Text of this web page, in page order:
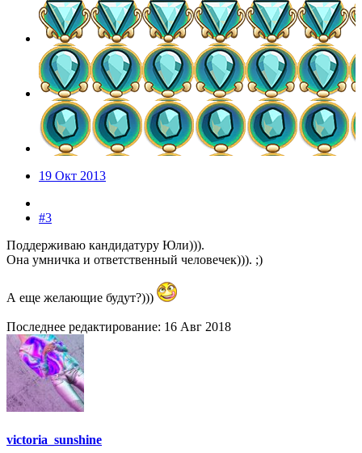
19 Окт 2013
#3
Поддерживаю кандидатуру Юли))).
Она умничка и ответственный человечек))). ;)
А еще желающие будут?)))
Последнее редактирование: 16 Авг 2018
victoria_sunshine